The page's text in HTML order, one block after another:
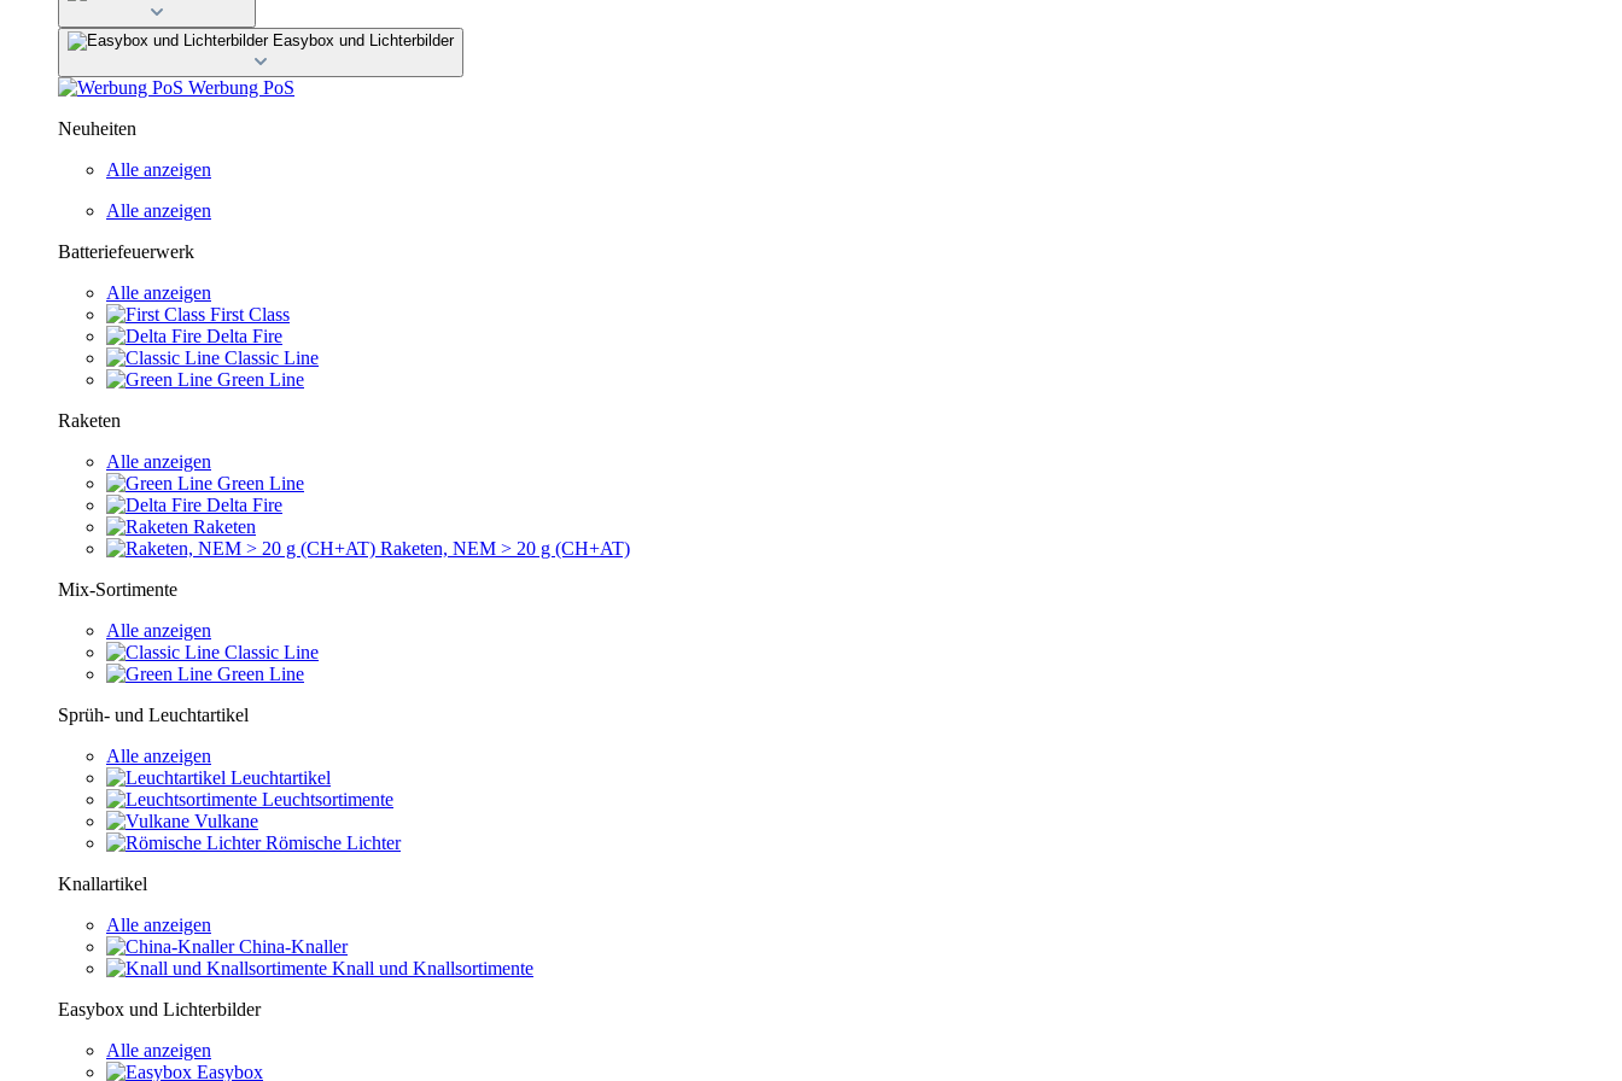
Easybox und Lichterbilder
Werbung PoS
Neuheiten
Alle anzeigen
Alle anzeigen
Batteriefeuerwerk
Alle anzeigen
First Class
Delta Fire
Classic Line
Green Line
Raketen
Alle anzeigen
Green Line
Delta Fire
Raketen
Raketen, NEM > 20 g (CH+AT)
Mix-Sortimente
Alle anzeigen
Classic Line
Green Line
Sprüh- und Leuchtartikel
Alle anzeigen
Leuchtartikel
Leuchtsortimente
Vulkane
Römische Lichter
Knallartikel
Alle anzeigen
China-Knaller
Knall und Knallsortimente
Easybox und Lichterbilder
Alle anzeigen
Easybox